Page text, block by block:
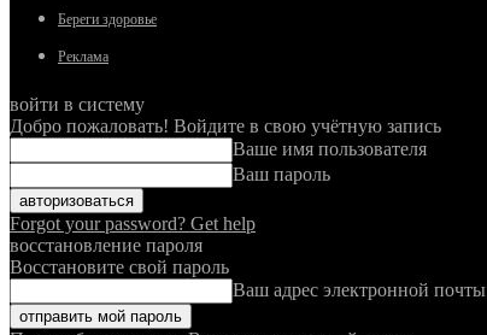
Береги здоровье
Реклама
войти в систему
Добро пожаловать! Войдите в свою учётную запись
Ваше имя пользователя
Ваш пароль
Forgot your password? Get help
восстановление пароля
Восстановите свой пароль
Ваш адрес электронной почты